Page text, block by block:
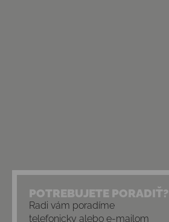
POTREBUJETE PORADIŤ?
Radi vám poradíme
telefonicky alebo e-mailom